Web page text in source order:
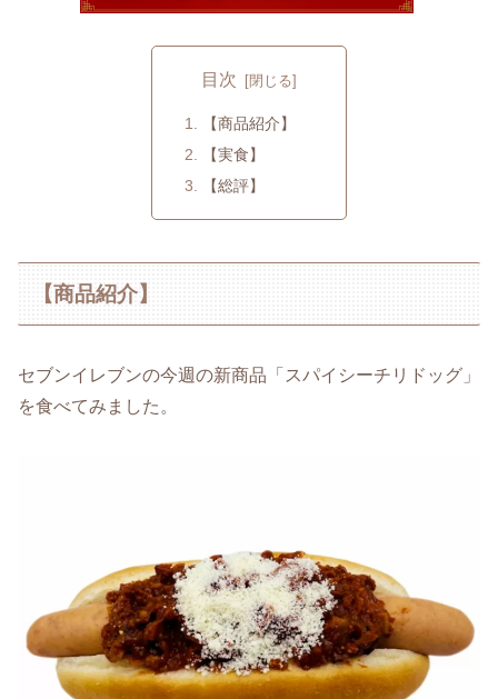
目次
【商品紹介】
【実食】
【総評】
【商品紹介】
セブンイレブンの今週の新商品「スパイシーチリドッグ」
を食べてみました。